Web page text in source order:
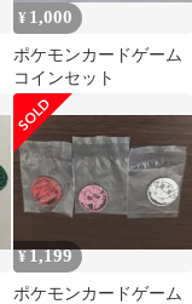
¥ 1,000
ポケモンカードゲーム
コインセット
¥1,199
ポケモンカードゲーム